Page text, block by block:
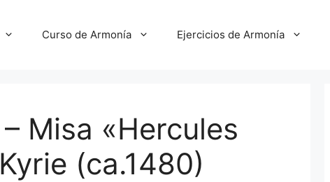
Curso de Armonía Ejercicios de Armonía
Misa «Hercules
(ca.1480)